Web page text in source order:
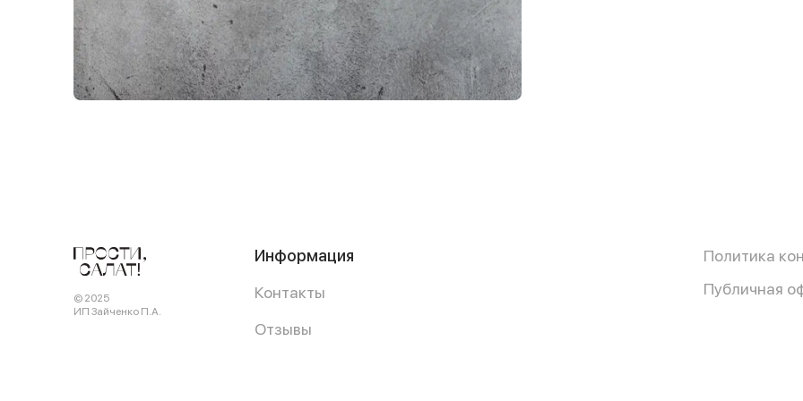
© 2025
ИП Зайченко П.А.
Информация
Контакты
Отзывы
Политика
Публичная